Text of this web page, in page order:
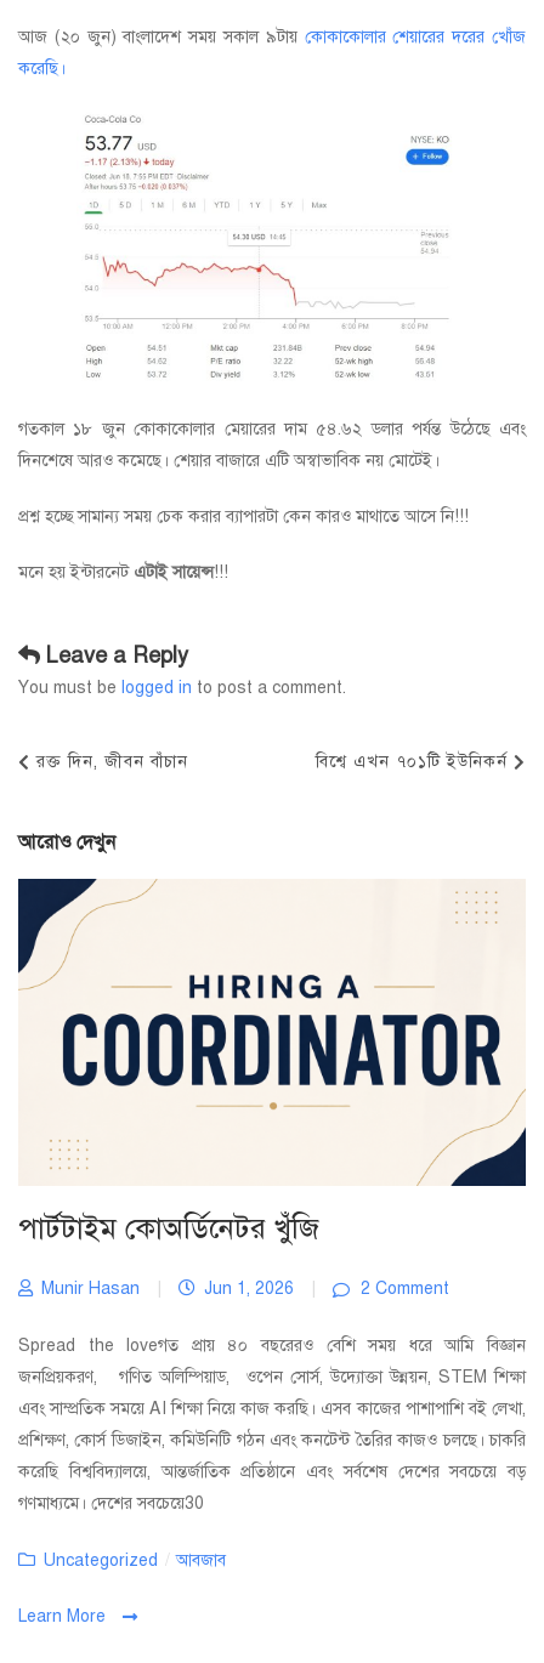
আজ (২০ জুন) বাংলাদেশ সময় সকাল ৯টায় কোকাকোলার শেয়ারের দরের খোঁজ
করেছি।
গতকাল ১৮ জুন কোকাকোলার মেয়ারের দাম ৫৪.৬২ ডলার পর্যন্ত উঠেছে এবং
দিনশেষে আরও কমেছে। শেয়ার বাজারে এটি অস্বাভাবিক নয় মোটেই।
প্রশ্ন হচ্ছে সামান্য সময় চেক করার ব্যাপারটা কেন কারও মাথাতে আসে নি!!!
মনে হয় ইন্টারনেট এটাই সায়েন্স!!!
Leave a Reply
You must be logged in to post a comment.
navigation
Previous
রক্ত দিন, জীবন বাঁচান
Next
বিশ্বে এখন ৭০১টি ইউনিকর্ন
আরোও দেখুন
পার্টটাইম কোঅর্ডিনেটর খুঁজি
Munir Hasan Jun 1, 2026 2 Comment
Spread the loveগত প্রায় ৪০ বছরেরও বেশি সময় ধরে আমি বিজ্ঞান
জনপ্রিয়করণ, গণিত অলিম্পিয়াড, ওপেন সোর্স, উদ্যোক্তা উন্নয়ন, STEM শিক্ষা
এবং সাম্প্রতিক সময়ে AI শিক্ষা নিয়ে কাজ করছি। এসব কাজের পাশাপাশি বই লেখা,
প্রশিক্ষণ, কোর্স ডিজাইন, কমিউনিটি গঠন এবং কনটেন্ট তৈরির কাজও চলছে। চাকরি
করেছি বিশ্ববিদ্যালয়ে, আন্তর্জাতিক প্রতিষ্ঠানে এবং সর্বশেষ দেশের সবচেয়ে বড়
গণমাধ্যমে। দেশের সবচেয়ে30
Categories
Uncategorized / আবজাব
Learn More